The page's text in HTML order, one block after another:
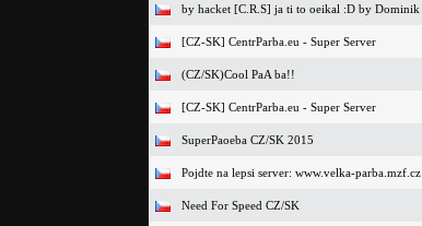
by hacket [C.R.S] ja ti to oeikal :D by Dominik
[CZ-SK] CentrParba.eu - Super Server
(CZ/SK)Cool PaA ba!!
[CZ-SK] CentrParba.eu - Super Server
SuperPaoeba CZ/SK 2015
Pojdte na lepsi server: www.velka-parba.mzf.cz
Need For Speed CZ/SK